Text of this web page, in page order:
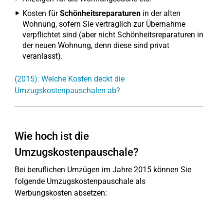
Kosten fürSchönheitsreparaturen in der alten
Wohnung, sofern Sie vertraglich zur Übernahme
verpflichtet sind (aber nicht Schönheitsreparaturen in
der neuen Wohnung, denn diese sind privat
veranlasst).
(2015): Welche Kosten deckt die
Umzugskostenpauschalen ab?
Wie hoch ist die
Umzugskostenpauschale?
Bei beruflichen Umzügen im Jahre 2015 können Sie
folgende Umzugskostenpauschale als
Werbungskosten absetzen: